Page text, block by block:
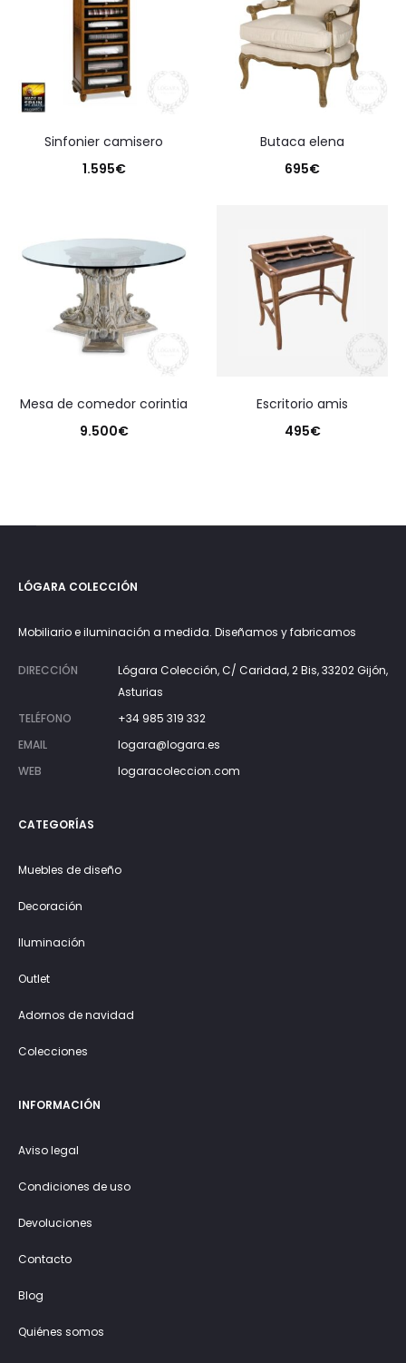
sinfonier camisero
1.595€
butaca elena
695€
mesa de comedor corintia
9.500€
escritorio amis
495€
LÓGARA COLECCIÓN
Mobiliario e iluminación a medida. Diseñamos y fabricamos
DIRECCIÓN
Lógara Colección, C/ Caridad, 2 Bis, 33202 Gijón,
Asturias
TELÉFONO
+34 985 319 332
EMAIL
logara@logara.es
WEB
logaracoleccion.com
CATEGORÍAS
Muebles de diseño
Decoración
Iluminación
Outlet
Adornos de navidad
Colecciones
INFORMACIÓN
Aviso legal
Condiciones de uso
Devoluciones
Contacto
Blog
Quiénes somos